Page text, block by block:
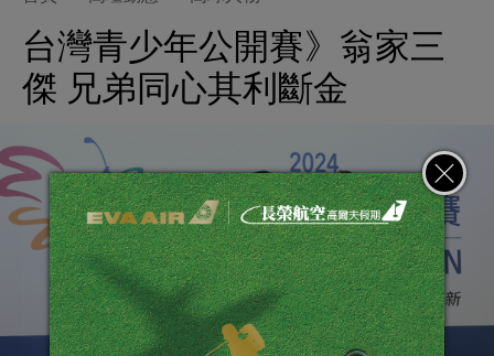
台灣青少年公開賽》翁家三
傑 兄弟同心其利斷金